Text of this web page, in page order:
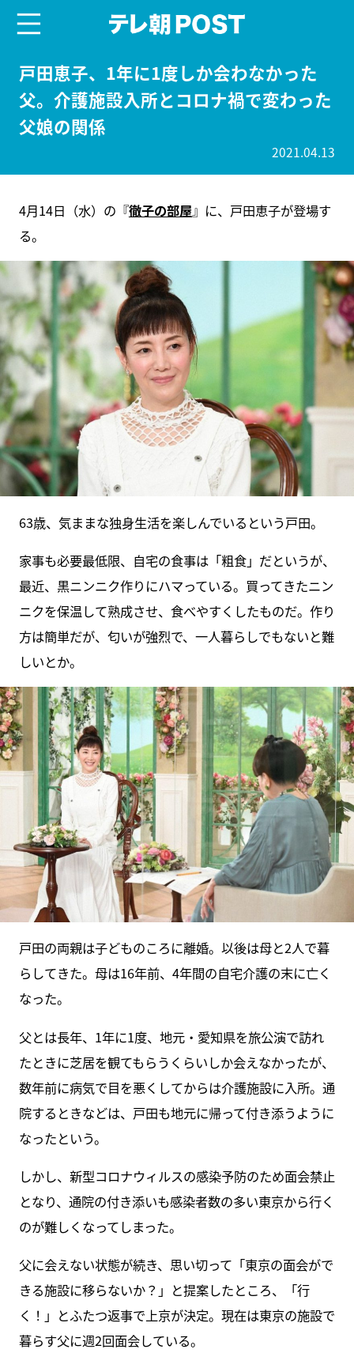
戸田恵子、1年に1度しか会わなかった
父。介護施設入所とコロナ禍で変わった
父娘の関係
2021.04.13
4月14日（水）の『徹子の部屋』に、戸田恵子が登場す
る。
63歳、気ままな独身生活を楽しんでいるという戸田。
家事も必要最低限、自宅の食事は「粗食」だというが、
最近、黒ニンニク作りにハマっている。買ってきたニン
ニクを保温して熟成させ、食べやすくしたものだ。作り
方は簡単だが、匂いが強烈で、一人暮らしでもないと難
しいとか。
戸田の両親は子どものころに離婚。以後は母と2人で暮
らしてきた。母は16年前、4年間の自宅介護の末に亡く
なった。
父とは長年、1年に1度、地元・愛知県を旅公演で訪れ
たときに芝居を観てもらうくらいしか会えなかったが、
数年前に病気で目を悪くしてからは介護施設に入所。通
院するときなどは、戸田も地元に帰って付き添うように
なったという。
しかし、新型コロナウィルスの感染予防のため面会禁止
となり、通院の付き添いも感染者数の多い東京から行く
のが難しくなってしまった。
父に会えない状態が続き、思い切って「東京の面会がで
きる施設に移らないか？」と提案したところ、「行
く！」とふたつ返事で上京が決定。現在は東京の施設で
暮らす父に週2回面会している。